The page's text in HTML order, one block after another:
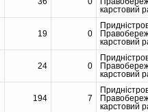
карстовий
19 0
карстовий
24 0
карстовий
194 7
карстовий